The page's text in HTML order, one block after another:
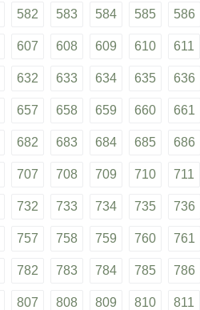
582 583 584 585 586
607 608 609 610 611
632 633 634 635 636
657 658 659 660 661
682 683 684 685 686
707 708 709 710 711
732 733 734 735 736
757 758 759 760 761
782 783 784 785 786
807 808 809 810 811